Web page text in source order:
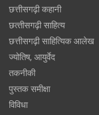
छत्तीसगढ़ी कहानी
छत्‍तीसगढ़ी साहित्‍य
छत्तीसगढ़ी साहित्यिक आलेख
ज्योतिष, आयुर्वेद
तकनीकी
पुस्‍तक समीक्षा
विविधा